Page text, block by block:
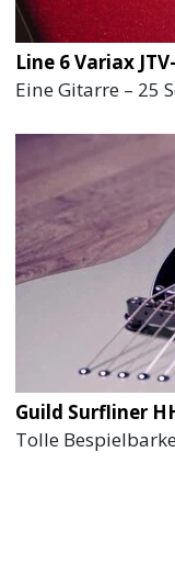
Line 6 Variax
Eine Gitarre – 25
Guild Surfliner
Tolle